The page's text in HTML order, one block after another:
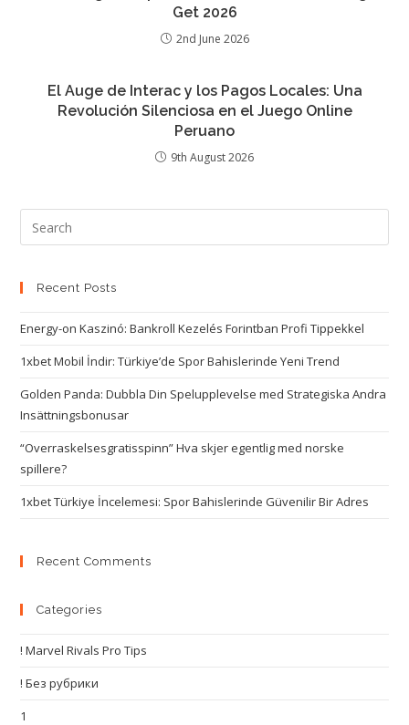
Get 2026
2nd June 2026
El Auge de Interac y los Pagos Locales: Una
Revolución Silenciosa en el Juego Online
Peruano
9th August 2026
Recent Posts
Energy-on Kaszinó: Bankroll Kezelés Forintban Profi Tippekkel
1xbet Mobil İndir: Türkiye’de Spor Bahislerinde Yeni Trend
Golden Panda: Dubbla Din Spelupplevelse med Strategiska Andra
Insättningsbonusar
“Overraskelsesgratisspinn” Hva skjer egentlig med norske
spillere?
1xbet Türkiye İncelemesi: Spor Bahislerinde Güvenilir Bir Adres
Recent Comments
Categories
! Marvel Rivals Pro Tips
! Без рубрики
1